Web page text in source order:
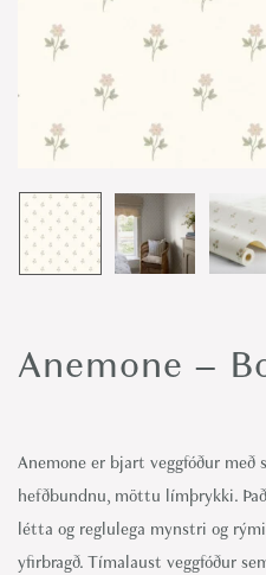
Anemone –
Anemone er bjart veggfóður
hefðbundnu, möttu límþrykki.
létta og reglulega mynstri og
yfirbragð. Tímalaust veggfóður